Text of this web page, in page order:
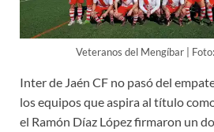
Veteranos del Mengíbar |
Inter de Jaén CF no pasó del
los equipos que aspira al título
el Ramón Díaz López firmaron un